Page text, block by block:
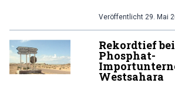
Veröffentlicht 29. Mai
Rekordtief
Phosphat-
Westsahara